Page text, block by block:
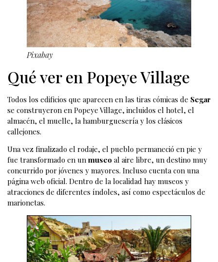
Pixabay
Qué ver en Popeye Village
Todos los edificios que aparecen en las tiras cómicas de Segar
se construyeron en Popeye Village, incluidos el hotel, el
almacén, el muelle, la hamburguesería y los clásicos
callejones.
Una vez finalizado el rodaje, el pueblo permaneció en pie y
fue transformado en un museo al aire libre, un destino muy
concurrido por jóvenes y mayores. Incluso cuenta con una
página web oficial. Dentro de la localidad hay museos y
atracciones de diferentes índoles, así como espectáculos de
marionetas.